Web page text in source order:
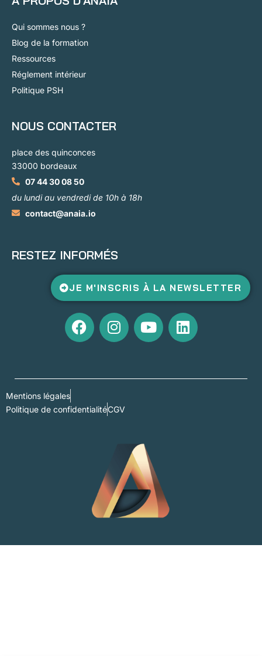
Qui sommes nous ?
Blog de la formation
Ressources
Réglement intérieur
Politique PSH
NOUS CONTACTER
place des quinconces
33000 bordeaux
07 44 30 08 50
du lundi au vendredi de 10h à 18h
contact@anaia.io
RESTEZ INFORMÉS
JE M'INSCRIS À LA NEWSLETTER
Mentions légales
Politique de confidentialitéCGV